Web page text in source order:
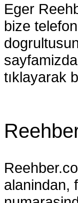
Eger
bize
tıklayarak
alanindan,